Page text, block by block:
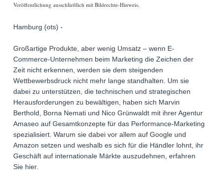
Veröffentlichung ausschließlich mit Bildrechte-Hinweis.
Hamburg (ots) -
Großartige Produkte, aber wenig Umsatz – wenn E-
Commerce-Unternehmen beim Marketing die Zeichen der
Zeit nicht erkennen, werden sie dem steigenden
Wettbewerbsdruck nicht mehr lange standhalten. Um sie
dabei zu unterstützen, die technischen und strategischen
Herausforderungen zu bewältigen, haben sich Marvin
Berthold, Borna Nemati und Nico Grünwaldt mit ihrer Agentur
Amaseo auf Gesamtkonzepte für das Performance-Marketing
spezialisiert. Warum sie dabei vor allem auf Google und
Amazon setzen und weshalb es sich für die Händler lohnt, ihr
Geschäft auf internationale Märkte auszudehnen, erfahren
Sie hier.